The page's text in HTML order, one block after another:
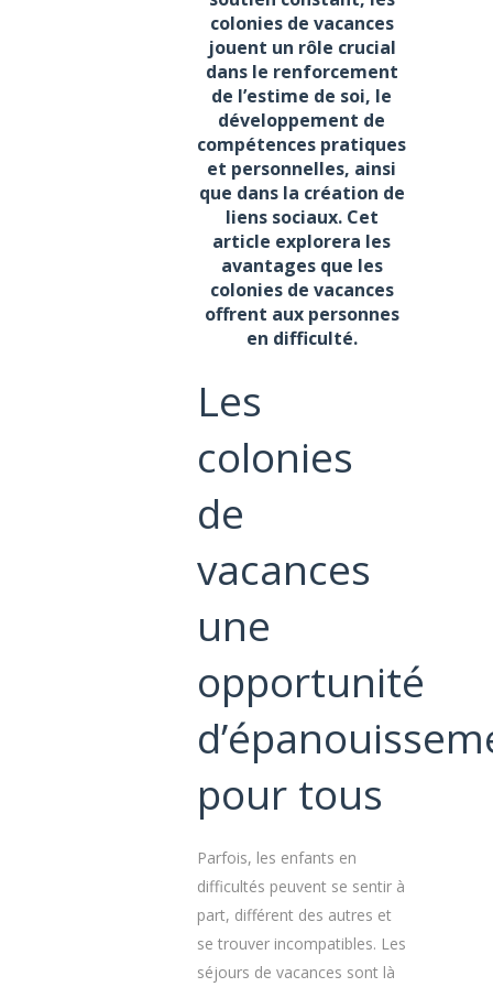
colonies de vacances
jouent un rôle crucial
dans le renforcement
de l’estime de soi, le
développement de
compétences pratiques
et personnelles, ainsi
que dans la création de
liens sociaux. Cet
article explorera les
avantages que les
colonies de vacances
offrent aux personnes
en difficulté.
Les
colonies
de
vacances
une
opportunité
pour tous
Parfois, les enfants en
difficultés peuvent se sentir à
part, différent des autres et
se trouver incompatibles. Les
séjours de vacances sont là